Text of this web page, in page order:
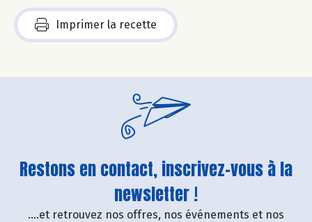
Imprimer la recette
Restons en contact, inscrivez-vous à la
newsletter !
....et retrouvez nos offres, nos événements et nos